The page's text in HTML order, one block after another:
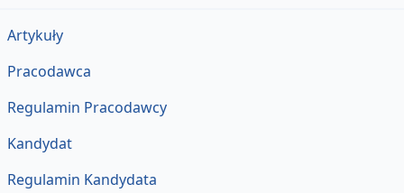
Artykuły
Pracodawca
Regulamin Pracodawcy
Kandydat
Regulamin Kandydata